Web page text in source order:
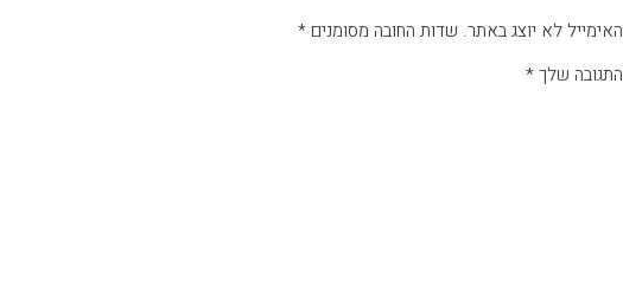
האימייל לא יוצג באתר. שדות החובה מסומנים *
התגובה שלך*